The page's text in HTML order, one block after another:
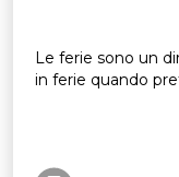
Le ferie sono un
in ferie quando